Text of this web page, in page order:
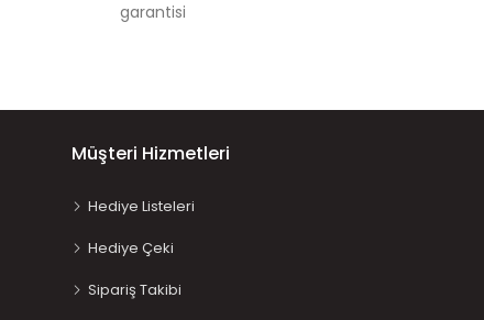
garantisi
Müşteri Hizmetleri
Hediye Listeleri
Hediye Çeki
Sipariş Takibi